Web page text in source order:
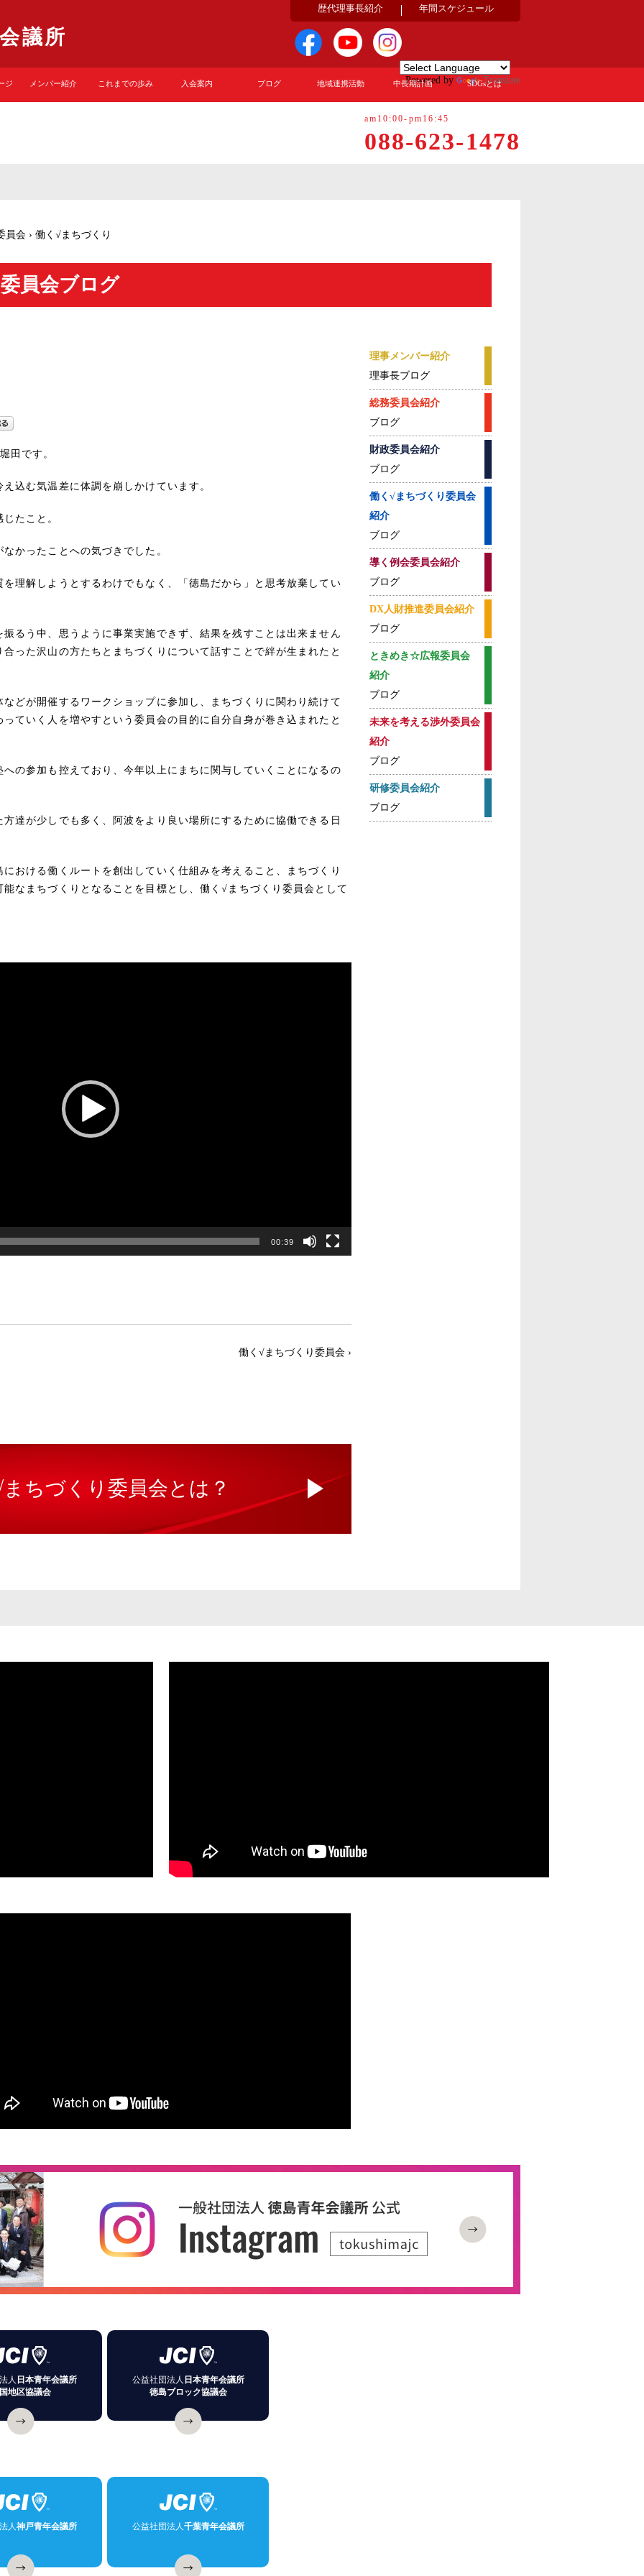
議所
歴代理事長紹介 年間スケジュール
Powered by Translate
ジ メンバー紹介 これまでの歩み 入会案内 ブログ 地域連携活動 中長期計画 SDGsとは
am10:00-pm16:45
088-623-1478
員会 › 働く√まちづくり
員会ブログ
田です。
込む気温差に体調を崩しかけています。
たこと。
かったことへの気づきでした。
理解しようとするわけでもなく、「徳島だから」と思考放棄してい
るう中、思うように事業実施できず、結果を残すことは出来ません
った沢山の方たちとまちづくりについて話すことで絆が生まれたと
どが開催するワークショップに参加し、まちづくりに関わり続けて
ていく人を増やすという委員会の目的に自分自身が巻き込まれたと
の参加も控えており、今年以上にまちに関与していくことになるの
達が少しでも多く、阿波をより良い場所にするために協働できる日
おける働くルートを創出していく仕組みを考えること、まちづくり
なまちづくりとなることを目標とし、働く√まちづくり委員会として
00:39
働く√まちづくり委員会›
ちづくり委員会とは？
理事メンバー紹介
理事長ブログ
総務委員会紹介
ブログ
財政委員会紹介
ブログ
働く√まちづくり委員会
紹介
ブログ
導く例会委員会紹介
ブログ
DX人財推進委員会紹介
ブログ
ときめき☆広報委員会
紹介
ブログ
未来を考える渉外委員会
紹介
ブログ
研修委員会紹介
ブログ
人 日本青年会議所
地区協議会
公益社団法人 日本青年会議所
徳島ブロック協議会
人神戸青年会議所 公益社団法人千葉青年会議所